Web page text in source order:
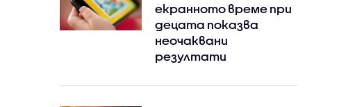
екранното време при
децата показва
неочаквани
резултати